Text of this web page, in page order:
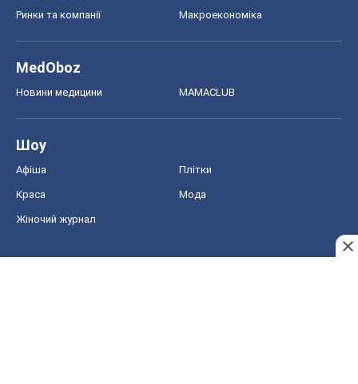
Ринки та компанії Макроекономіка
MedOboz
Новини медицини MAMACLUB
Шоу
Афіша Плітки
Краса Мода
Жіночий журнал